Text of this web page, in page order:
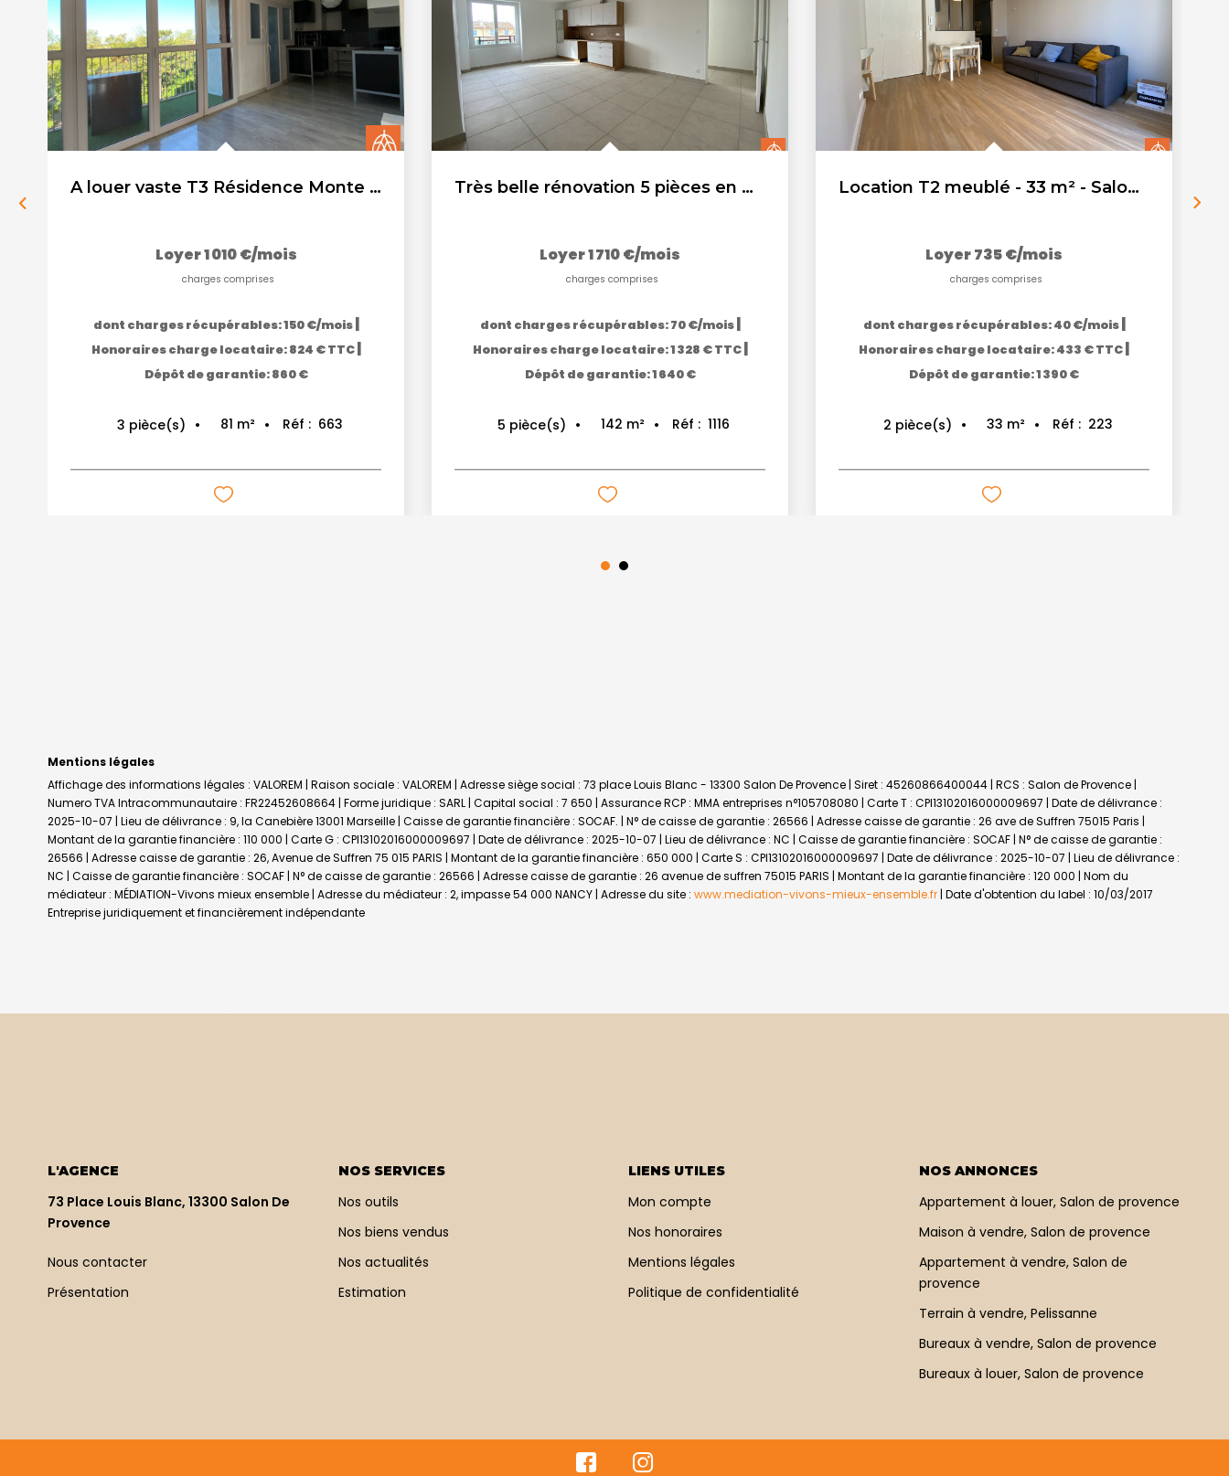
A louer vaste T3 Résidence Monte Carlo- Salon de Provence
Loyer 1 010 €/mois
charges comprises
dont charges récupérables: 150 €/mois|
Honoraires charge locataire: 824 € TTC|
Dépôt de garantie: 860 €
3 pièce(s) 81 m² Réf : 663
Très belle rénovation 5 pièces en maison de ville, centre...
Loyer 1 710 €/mois
charges comprises
dont charges récupérables: 70 €/mois|
Honoraires charge locataire: 1 328 € TTC|
Dépôt de garantie: 1 640 €
5 pièce(s) 142 m² Réf : 1116
Location T2 meublé - 33 m² - Salon De Provence
Loyer 735 €/mois
charges comprises
dont charges récupérables: 40 €/mois|
Honoraires charge locataire: 433 € TTC|
Dépôt de garantie: 1 390 €
2 pièce(s) 33 m² Réf : 223
Mentions légales
Affichage des informations légales : VALOREM | Raison sociale : VALOREM | Adresse siège social : 73 place Louis Blanc - 13300 Salon De Provence | Siret : 45260866400044 | RCS : Salon de Provence |
Numero TVA Intracommunautaire : FR22452608664 | Forme juridique : SARL | Capital social : 7 650 | Assurance RCP : MMA entreprises n°105708080 | Carte T : CPI13102016000009697 | Date de délivrance :
2025-10-07 | Lieu de délivrance : 9, la Canebière 13001 Marseille | Caisse de garantie financière : SOCAF. | N° de caisse de garantie : 26566 | Adresse caisse de garantie : 26 ave de Suffren 75015 Paris |
Montant de la garantie financière : 110 000 | Carte G : CPI13102016000009697 | Date de délivrance : 2025-10-07 | Lieu de délivrance : NC | Caisse de garantie financière : SOCAF | N° de caisse de garantie :
26566 | Adresse caisse de garantie : 26, Avenue de Suffren 75 015 PARIS | Montant de la garantie financière : 650 000 | Carte S : CPI13102016000009697 | Date de délivrance : 2025-10-07 | Lieu de délivrance :
NC | Caisse de garantie financière : SOCAF | N° de caisse de garantie : 26566 | Adresse caisse de garantie : 26 avenue de suffren 75015 PARIS | Montant de la garantie financière : 120 000 | Nom du
médiateur : MÉDIATION-Vivons mieux ensemble | Adresse du médiateur : 2, impasse 54 000 NANCY | Adresse du site : www.mediation-vivons-mieux-ensemble.fr | Date d'obtention du label : 10/03/2017
Entreprise juridiquement et financièrement indépendante
L'AGENCE
73 Place Louis Blanc, 13300 Salon De
Provence
Nous contacter
Présentation
NOS SERVICES
Nos outils
Nos biens vendus
Nos actualités
Estimation
LIENS UTILES
Mon compte
Nos honoraires
Mentions légales
Politique de confidentialité
NOS ANNONCES
Appartement à louer, Salon de provence
Maison à vendre, Salon de provence
Appartement à vendre, Salon de
provence
Terrain à vendre, Pelissanne
Bureaux à vendre, Salon de provence
Bureaux à louer, Salon de provence